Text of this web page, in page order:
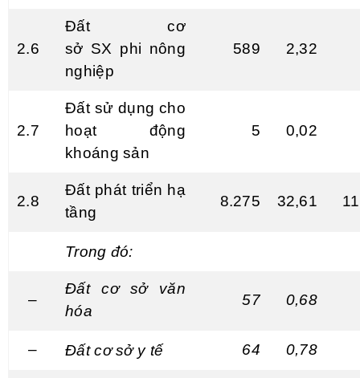
2.6
Đất cơ
sở SX phi nông
nghiệp
589 2,32
2.7
Đất sử dụng cho
hoạt động
khoáng sản
5 0,02
2.8
Đất phát triển hạ
tầng
8.275 32,61
Trong đó:
–
Đất cơ sở văn
hóa
57 0,68
– Đất cơ sở y tế 64 0,78